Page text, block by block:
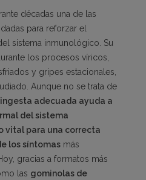
décadas una de las
para reforzar el
sistema inmunológico. Su
los procesos víricos,
y gripes estacionales,
Aunque no se trata de
adecuada ayuda a
del sistema
vital para una correcta
los síntomas más
gracias a formatos más
las gominolas de